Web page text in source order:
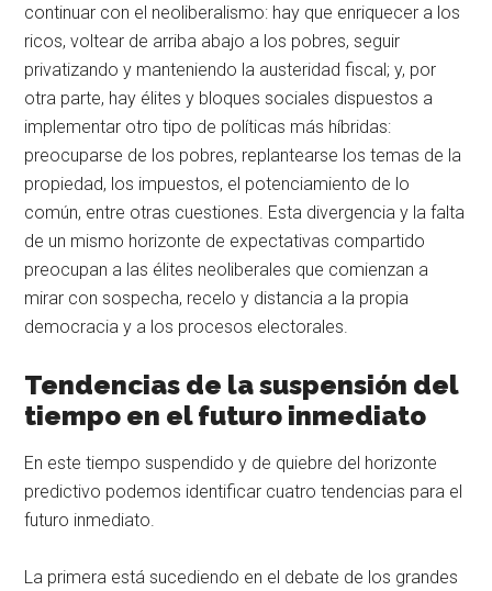
continuar con el neoliberalismo: hay que enriquecer a los
ricos, voltear de arriba abajo a los pobres, seguir
privatizando y manteniendo la austeridad fiscal; y, por
otra parte, hay élites y bloques sociales dispuestos a
implementar otro tipo de políticas más híbridas:
preocuparse de los pobres, replantearse los temas de la
propiedad, los impuestos, el potenciamiento de lo
común, entre otras cuestiones. Esta divergencia y la falta
de un mismo horizonte de expectativas compartido
preocupan a las élites neoliberales que comienzan a
mirar con sospecha, recelo y distancia a la propia
democracia y a los procesos electorales.
Tendencias de la suspensión del
tiempo en el futuro inmediato
En este tiempo suspendido y de quiebre del horizonte
predictivo podemos identificar cuatro tendencias para el
futuro inmediato.
La primera está sucediendo en el debate de los grandes